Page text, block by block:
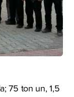
75 ton un, 1,5